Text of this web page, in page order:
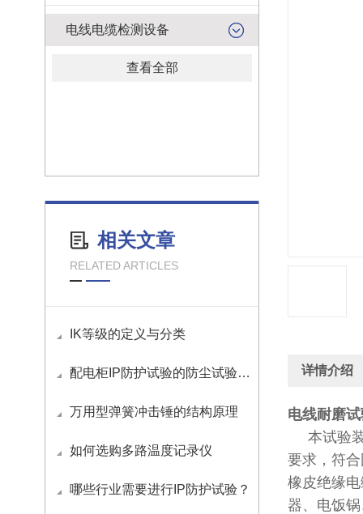
电线电缆检测设备
查看全部
相关文章
RELATED ARTICLES
IK等级的定义与分类
配电柜IP防护试验的防尘试验要求是什么？
万用型弹簧冲击锤的结构原理
如何选购多路温度记录仪
哪些行业需要进行IP防护试验？
详情介绍
电线耐磨
本试验
要求，符
橡皮绝缘
器、电饭